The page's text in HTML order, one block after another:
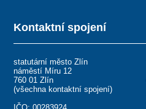
Kontaktní spojení
statutární město Zlín
náměstí Míru 12
760 01 Zlín
(všechna kontaktní spojení)